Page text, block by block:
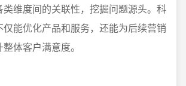
类维度间的关联性，挖掘问题源头。科
仅能优化产品和服务，还能为后续营销
体客户满意度。